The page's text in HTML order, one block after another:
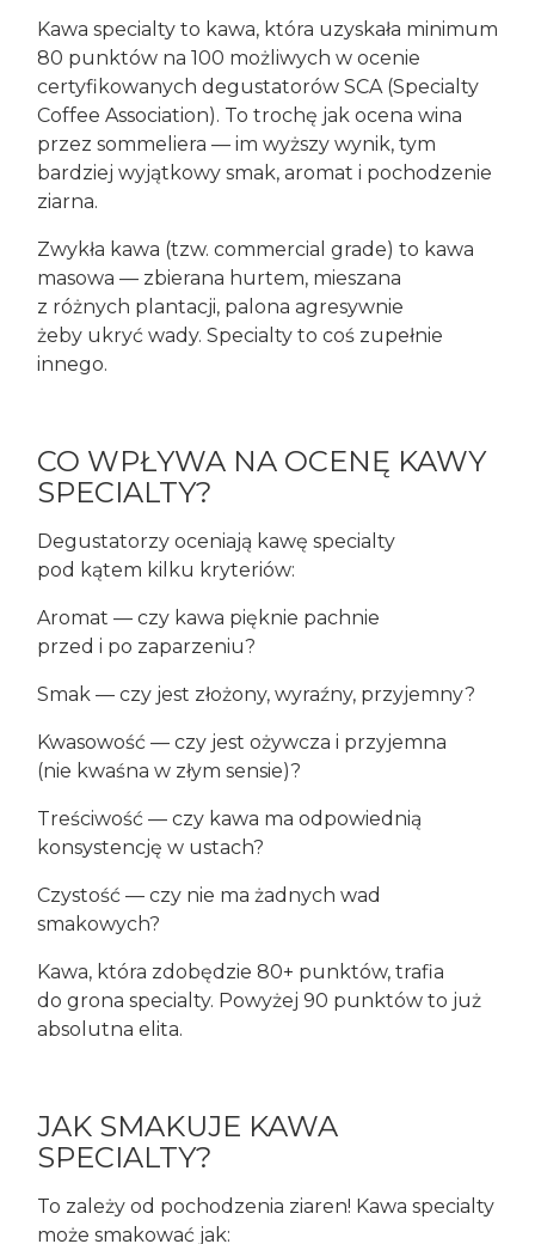
Kawa specialty to kawa, która uzyskała minimum
80 punktów na 100 możliwych w ocenie
certyfikowanych degustatorów SCA (Specialty
Coffee Association). To trochę jak ocena wina
przez sommeliera — im wyższy wynik, tym
bardziej wyjątkowy smak, aromat i pochodzenie
ziarna.
Zwykła kawa (tzw. commercial grade) to kawa
masowa — zbierana hurtem, mieszana
z różnych plantacji, palona agresywnie
żeby ukryć wady. Specialty to coś zupełnie
innego.
CO WPŁYWA NA OCENĘ KAWY
SPECIALTY?
Degustatorzy oceniają kawę specialty
pod kątem kilku kryteriów:
Aromat — czy kawa pięknie pachnie
przed i po zaparzeniu?
Smak — czy jest złożony, wyraźny, przyjemny?
Kwasowość — czy jest ożywcza i przyjemna
(nie kwaśna w złym sensie)?
Treściwość — czy kawa ma odpowiednią
konsystencję w ustach?
Czystość — czy nie ma żadnych wad
smakowych?
Kawa, która zdobędzie 80+ punktów, trafia
do grona specialty. Powyżej 90 punktów to już
absolutna elita.
JAK SMAKUJE KAWA
SPECIALTY?
To zależy od pochodzenia ziaren! Kawa specialty
może smakować jak: